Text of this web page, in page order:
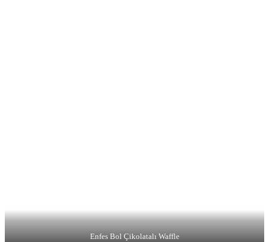
Enfes Bol Çikolatalı Waffle